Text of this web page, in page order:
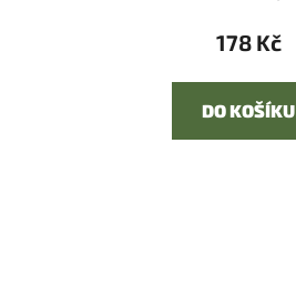
178 Kč
DO KOŠÍKU